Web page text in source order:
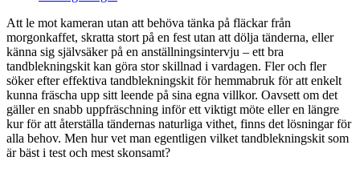
Att le mot kameran utan att behöva tänka på fläckar från
morgonkaffet, skratta stort på en fest utan att dölja tänderna, eller
känna sig självsäker på en anställningsintervju – ett bra
tandblekningskit kan göra stor skillnad i vardagen. Fler och fler
söker efter effektiva tandblekningskit för hemmabruk för att enkelt
kunna fräscha upp sitt leende på sina egna villkor. Oavsett om det
gäller en snabb uppfräschning inför ett viktigt möte eller en längre
kur för att återställa tändernas naturliga vithet, finns det lösningar för
alla behov. Men hur vet man egentligen vilket tandblekningskit som
är bäst i test och mest skonsamt?